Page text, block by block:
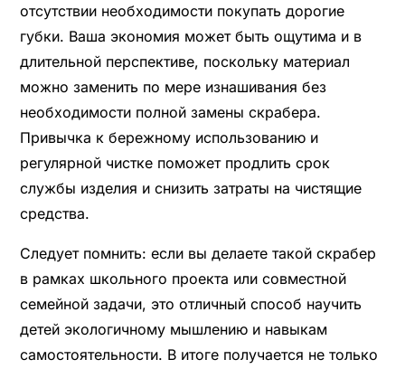
отсутствии необходимости покупать дорогие
губки. Ваша экономия может быть ощутима и в
длительной перспективе, поскольку материал
можно заменить по мере изнашивания без
необходимости полной замены скрабера.
Привычка к бережному использованию и
регулярной чистке поможет продлить срок
службы изделия и снизить затраты на чистящие
средства.
Следует помнить: если вы делаете такой скрабер
в рамках школьного проекта или совместной
семейной задачи, это отличный способ научить
детей экологичному мышлению и навыкам
самостоятельности. В итоге получается не только